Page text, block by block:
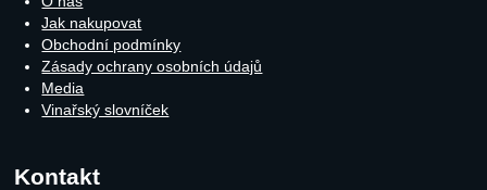
Jak nakupovat
Obchodní podmínky
Zásady ochrany osobních údajů
Media
Vinařský slovníček
Kontakt